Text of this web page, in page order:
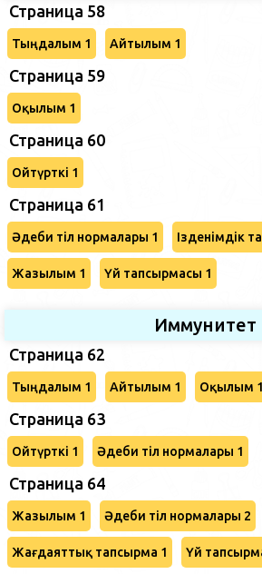
Страница 58
Тыңдалым 1 Айтылым 1
Страница 59
Оқылым 1
Страница 60
Ойтүрткі 1
Страница 61
Әдеби тіл нормалары 1 Ізденімдік
Жазылым 1 Үй тапсырмасы 1
Иммунитет
Страница 62
Тыңдалым 1 Айтылым 1 Оқылым 1
Страница 63
Ойтүрткі 1 Әдеби тіл нормалары 1
Страница 64
Жазылым 1 Әдеби тіл нормалары 2
Жағдаяттық тапсырма 1 Үй